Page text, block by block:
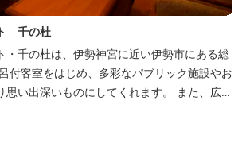
千の杜
・千の杜は、伊勢神宮に近い伊勢市にある総
付客室をはじめ、多彩なパブリック施設やお
思い出深いものにしてくれます。 また、広大
ト、野球場を始めとしたスポーツ施設や、
を有する流水プール、お子様が楽しめる児童